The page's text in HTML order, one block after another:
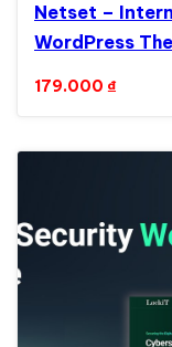
Netset –
WordPress
179.000 ₫